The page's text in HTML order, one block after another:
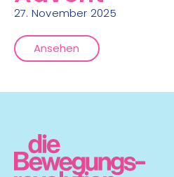
27. November 2025
Ansehen